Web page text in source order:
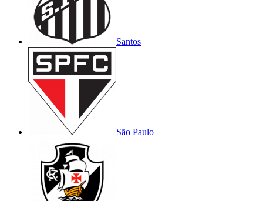
Santos
São Paulo